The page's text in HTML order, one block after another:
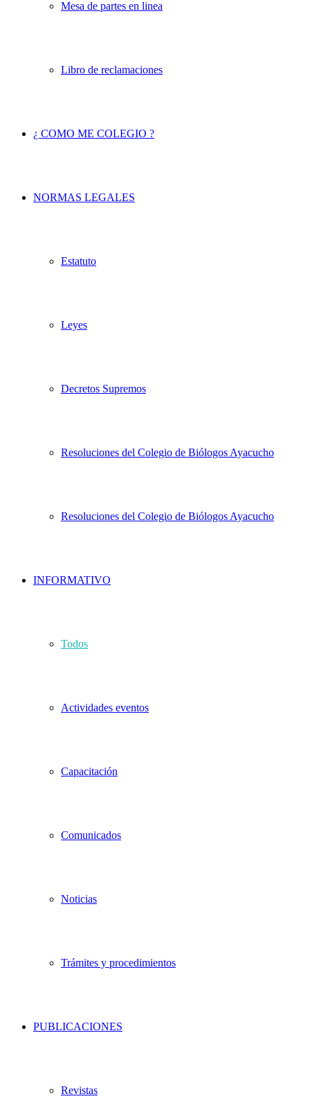
Mesa de partes en linea
Libro de reclamaciones
¿ COMO ME COLEGIO ?
NORMAS LEGALES
Estatuto
Leyes
Decretos Supremos
Resoluciones del Colegio de Biólogos Ayacucho
Resoluciones del Colegio de Biólogos Ayacucho
INFORMATIVO
Todos
Actividades eventos
Capacitación
Comunicados
Noticias
Trámites y procedimientos
PUBLICACIONES
Revistas